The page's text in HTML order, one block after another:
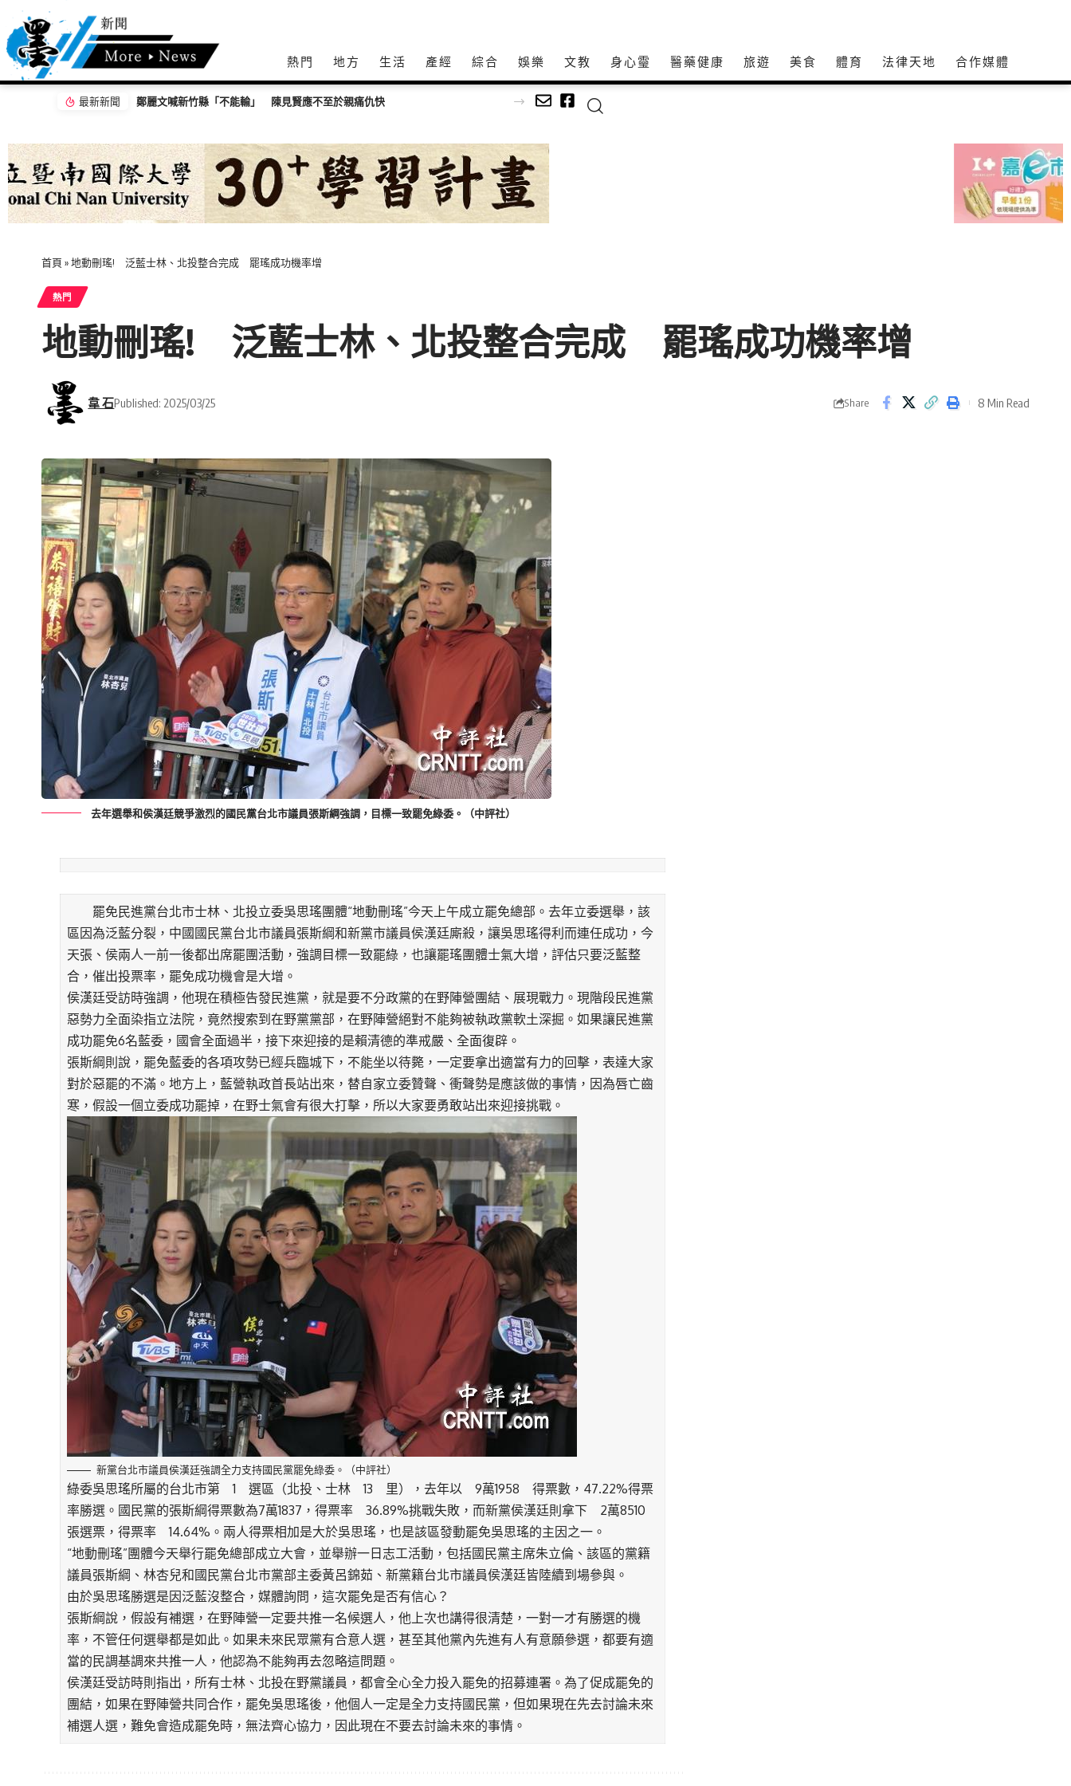
熱門 地方 生活 產經 綜合 娛樂 文教 身心𩆜 醫藥健康 旅遊 美食 體育 法律天地 合作媒體
最新新聞
首頁 »地動刪瑤! 泛藍士林、北投整合完成 罷瑤成功機率增
熱門
地動刪瑤! 泛藍士林、北投整合完成 罷瑤成功機率增
韋 石Published: 2025/03/25 Share 8 Min Read
去年選舉和侯漢廷競爭激烈的國民黨台北市議員張斯綱強調，目標一致罷免綠委。（中評社）
罷免民進黨台北市士林、北投立委吳思瑤團體“地動刪瑤”今天上午成立罷免總部。去年立委選舉，該
區因為泛藍分裂，中國國民黨台北市議員張斯綱和新黨市議員侯漢廷廝殺，讓吳思瑤得利而連任成功，今
天張、侯兩人一前一後都出席罷團活動，強調目標一致罷綠，也讓罷瑤團體士氣大增，評估只要泛藍整
合，催出投票率，罷免成功機會是大增。
侯漢廷受訪時強調，他現在積極告發民進黨，就是要不分政黨的在野陣營團結、展現戰力。現階段民進黨
惡勢力全面染指立法院，竟然搜索到在野黨黨部，在野陣營絕對不能夠被執政黨軟土深掘。如果讓民進黨
成功罷免6名藍委，國會全面過半，接下來迎接的是賴清德的準戒嚴、全面復辟。
張斯綱則說，罷免藍委的各項攻勢已經兵臨城下，不能坐以待斃，一定要拿出適當有力的回擊，表達大家
對於惡罷的不滿。地方上，藍營執政首長站出來，替自家立委贊聲、衝聲勢是應該做的事情，因為唇亡齒
寒，假設一個立委成功罷掉，在野士氣會有很大打擊，所以大家要勇敢站出來迎接挑戰。
新黨台北市議員侯漢廷強調全力支持國民黨罷免綠委。（中評社）
綠委吳思瑤所屬的台北市第 1 選區（北投、士林 13 里），去年以 9萬1958 得票數，47.22%得票
率勝選。國民黨的張斯綱得票數為7萬1837，得票率 36.89%挑戰失敗，而新黨侯漢廷則拿下 2萬8510
張選票，得票率 14.64%。兩人得票相加是大於吳思瑤，也是該區發動罷免吳思瑤的主因之一。
“地動刪瑤”團體今天舉行罷免總部成立大會，並舉辦一日志工活動，包括國民黨主席朱立倫、該區的黨籍
議員張斯綱、林杏兒和國民黨台北市黨部主委黃呂錦茹、新黨籍台北市議員侯漢廷皆陸續到場參與。
由於吳思瑤勝選是因泛藍沒整合，媒體詢問，這次罷免是否有信心？
張斯綱說，假設有補選，在野陣營一定要共推一名候選人，他上次也講得很清楚，一對一才有勝選的機
率，不管任何選舉都是如此。如果未來民眾黨有合意人選，甚至其他黨內先進有人有意願參選，都要有適
當的民調基調來共推一人，他認為不能夠再去忽略這問題。
侯漢廷受訪時則指出，所有士林、北投在野黨議員，都會全心全力投入罷免的招募連署。為了促成罷免的
團結，如果在野陣營共同合作，罷免吳思瑤後，他個人一定是全力支持國民黨，但如果現在先去討論未來
補選人選，難免會造成罷免時，無法齊心協力，因此現在不要去討論未來的事情。